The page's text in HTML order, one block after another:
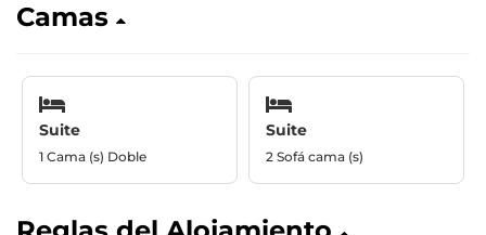
Camas
Suite
1 Cama (s) Doble
Suite
2 Sofá cama (s)